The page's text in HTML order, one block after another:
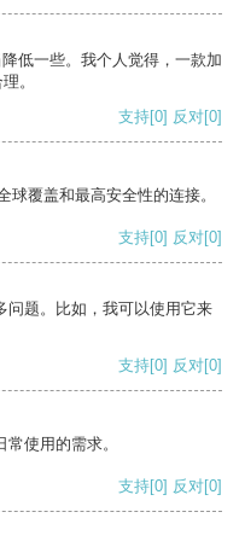
低一些。我个人觉得，一款加
。
支持[0] 反对[0]
覆盖和最高安全性的连接。
支持[0] 反对[0]
问题。比如，我可以使用它来
支持[0] 反对[0]
使用的需求。
支持[0] 反对[0]